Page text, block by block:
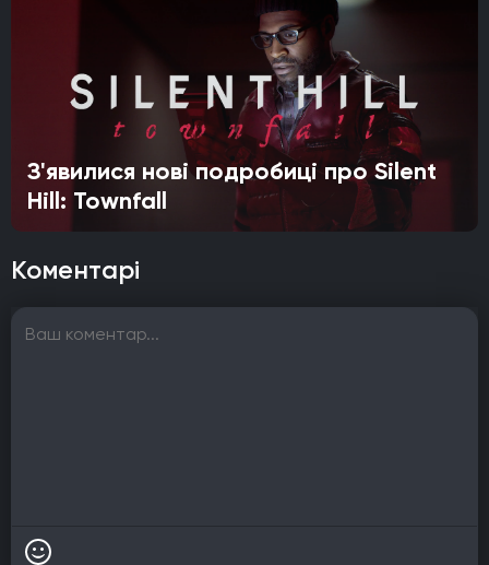
З'явилися нові подробиці про Silent
Hill: Townfall
Коментарі